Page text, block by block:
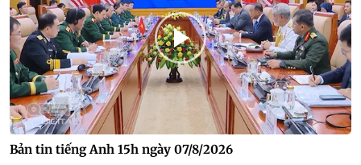
Bản tin tiếng Anh 15h ngày 07/8/2026